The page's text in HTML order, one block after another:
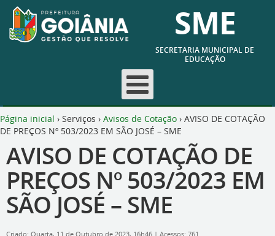
SME
SECRETARIA MUNICIPAL DE
EDUCAÇÃO
Página inicial › Serviços › Avisos de Cotação › AVISO DE COTAÇÃO
DE PREÇOS Nº 503/2023 EM SÃO JOSÉ – SME
AVISO DE COTAÇÃO DE
PREÇOS Nº 503/2023 EM
SÃO JOSÉ – SME
Criado: Quarta, 11 de Outubro de 2023, 16h46 | Acessos: 761